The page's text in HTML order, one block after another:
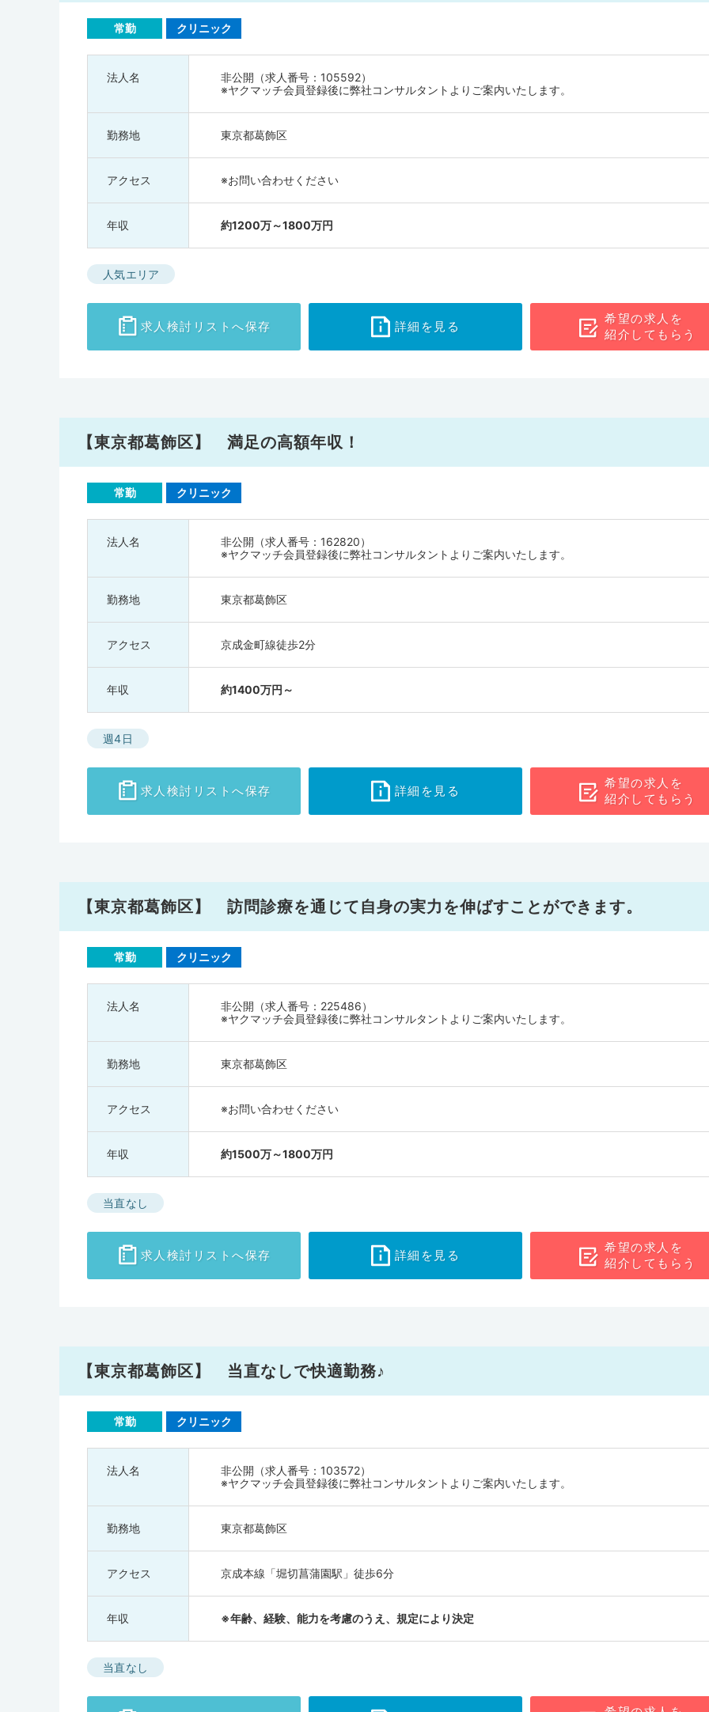
常勤 クリニック
法人名
非公開（求人番号：105592）
※ヤクマッチ会員登録後に弊社コンサルタントよりご案内いたします。
勤務地 東京都葛飾区
アクセス ※お問い合わせください
年収 約1200万～1800万円
人気エリア
求人検討 リストへ保存 詳細を見る
希望の求人を
紹介してもらう
【東京都葛飾区】 満足の高額年収！
常勤 クリニック
法人名
非公開（求人番号：162820）
※ヤクマッチ会員登録後に弊社コンサルタントよりご案内いたします。
勤務地 東京都葛飾区
アクセス 京成金町線徒歩2分
年収 約1400万円～
週4日
求人検討 リストへ保存 詳細を見る
希望の求人を
紹介してもらう
【東京都葛飾区】 訪問診療を通じて自身の実力を伸ばすことができます。
常勤 クリニック
法人名
非公開（求人番号：225486）
※ヤクマッチ会員登録後に弊社コンサルタントよりご案内いたします。
勤務地 東京都葛飾区
アクセス ※お問い合わせください
年収 約1500万～1800万円
当直なし
求人検討 リストへ保存 詳細を見る
希望の求人を
紹介してもらう
【東京都葛飾区】 当直なしで快適勤務♪
常勤 クリニック
法人名
非公開（求人番号：103572）
※ヤクマッチ会員登録後に弊社コンサルタントよりご案内いたします。
勤務地 東京都葛飾区
アクセス 京成本線「堀切菖蒲園駅」徒歩6分
年収 ※年齢、経験、能力を考慮のうえ、規定により決定
当直なし